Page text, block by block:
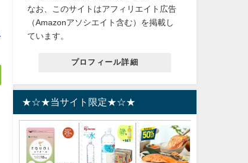
なお、このサイトはアフィリエイト広告
（Amazonアソシエイト含む）を掲載し
ています。
プロフィール詳細
★☆★当サイト限定★☆★